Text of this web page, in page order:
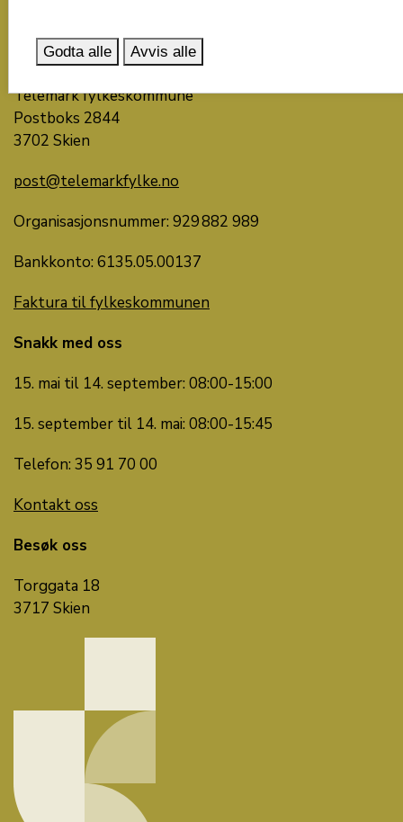
Skriv til oss
Telemark fylkeskommune
Postboks 2844
3702 Skien
post@telemarkfylke.no
Organisasjonsnummer: 929 882 989
Bankkonto: 6135.05.00137
Faktura til fylkeskommunen
Snakk med oss
15. mai til 14. september: 08:00-15:00
15. september til 14. mai: 08:00-15:45
Telefon: 35 91 70 00
Kontakt oss
Besøk oss
Torggata 18
3717 Skien
Godta alle Avvis alle